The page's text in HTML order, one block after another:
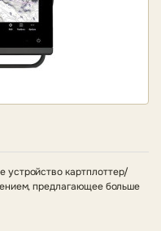
устройство картплоттер/
предлагающее больше